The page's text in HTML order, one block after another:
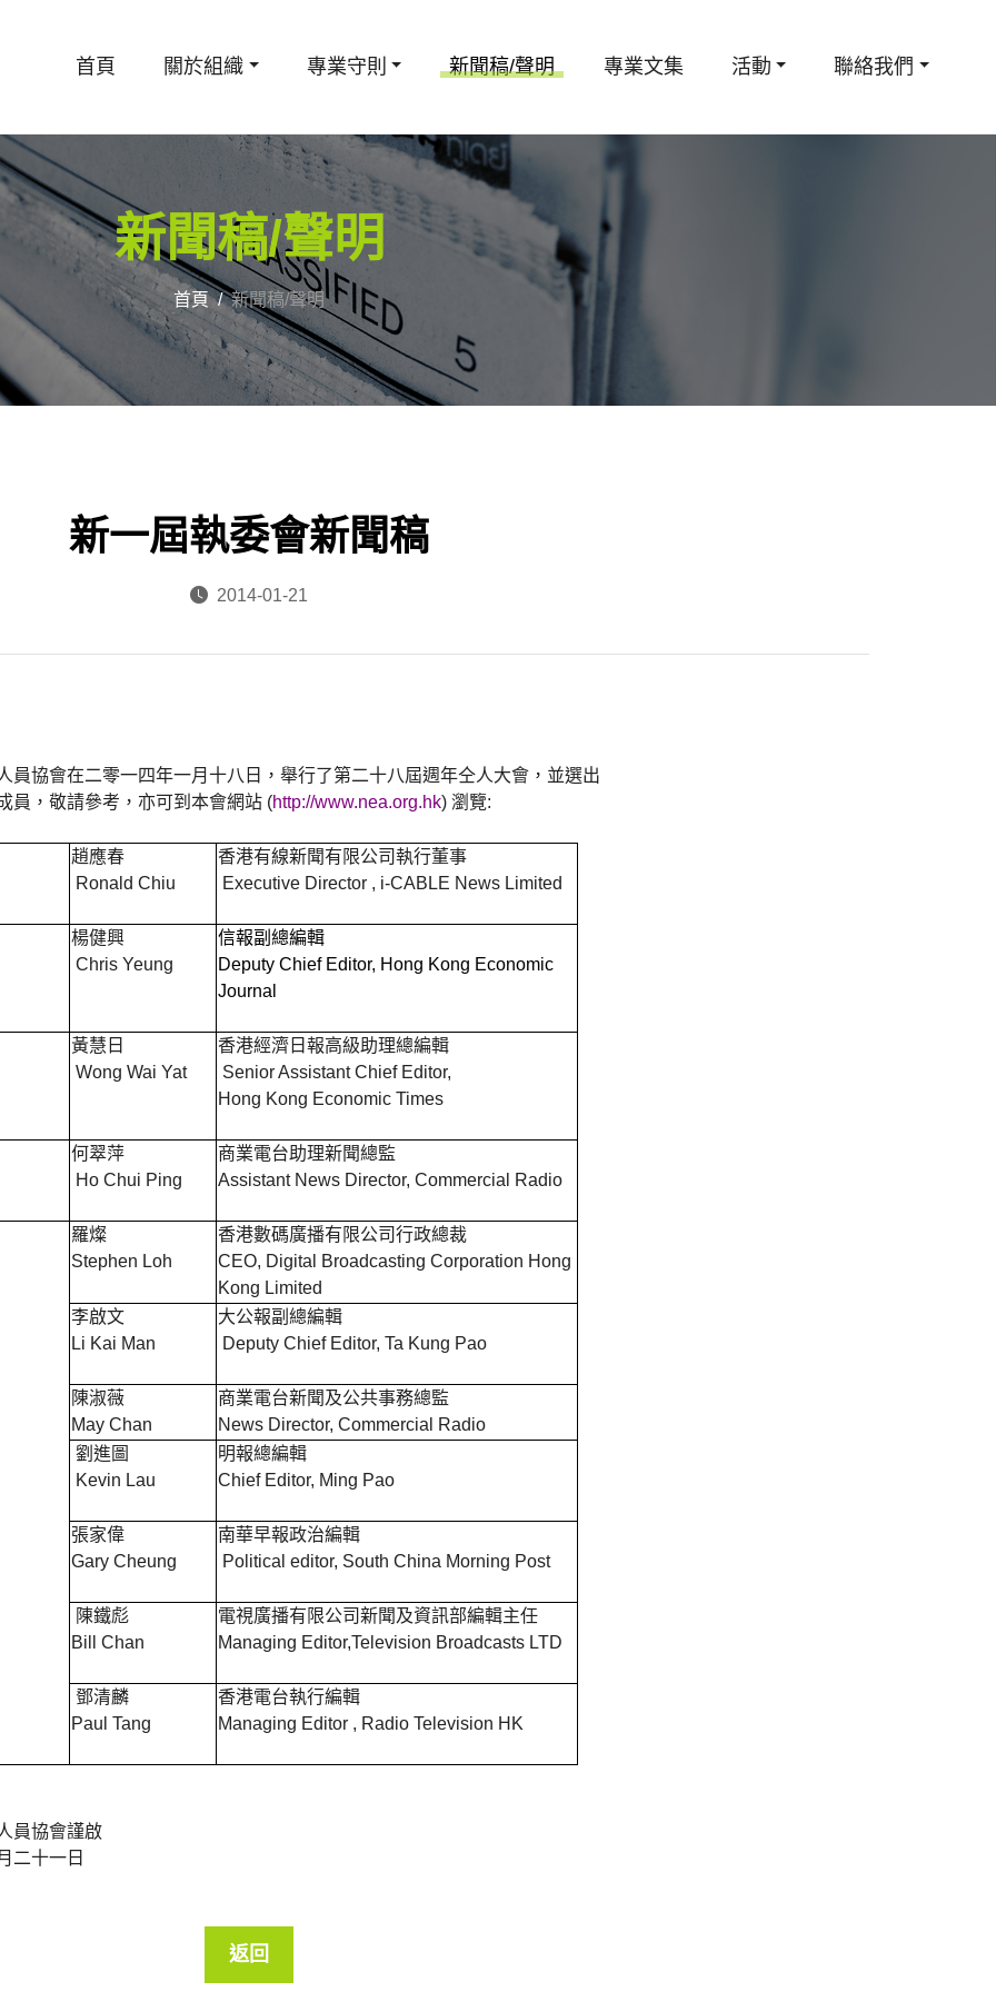
首頁 關於組織 專業守則 新聞稿/聲明 專業文集 活動 聯絡我們
新聞稿/聲明
首頁 新聞稿/聲明
新一屆執委會新聞稿
2014-01-21
員協會在二零一四年一月十八日，舉行了第二十八屆週年仝人大會，並選出
員，敬請參考，亦可到本會網站 (http://www.nea.org.hk) 瀏覽:
趙應春
Ronald Chiu
香港有線新聞有限公司執行董事
Executive Director , i-CABLE News Limited
楊健興
Chris Yeung
信報副總編輯
Deputy Chief Editor, Hong Kong Economic
Journal
黃慧日
Wong Wai Yat
香港經濟日報高級助理總編輯
Senior Assistant Chief Editor,
Hong Kong Economic Times
何翠萍
Ho Chui Ping
商業電台助理新聞總監
Assistant News Director, Commercial Radio
羅燦
Stephen Loh
香港數碼廣播有限公司行政總裁
CEO, Digital Broadcasting Corporation Hong
Kong Limited
李啟文
Li Kai Man
大公報副總編輯
Deputy Chief Editor, Ta Kung Pao
陳淑薇
May Chan
商業電台新聞及公共事務總監
News Director, Commercial Radio
劉進圖
Kevin Lau
明報總編輯
Chief Editor, Ming Pao
張家偉
Gary Cheung
南華早報政治編輯
Political editor, South China Morning Post
陳鐵彪
Bill Chan
電視廣播有限公司新聞及資訊部編輯主任
Managing Editor,Television Broadcasts LTD
鄧清麟
Paul Tang
香港電台執行編輯
Managing Editor , Radio Television HK
員協會謹啟
二十一日
返回